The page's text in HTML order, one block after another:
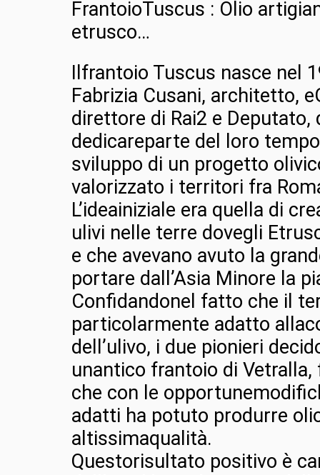
FrantoioTuscus : Olio
etrusco…
Ilfrantoio Tuscus nasce nel
Fabrizia Cusani, architetto,
direttore di Rai2 e Deputato,
dedicareparte del loro
sviluppo di un progetto
valorizzato i territori fra
L’ideainiziale era quella di
ulivi nelle terre dovegli
e che avevano avuto la
portare dall’Asia Minore la
Confidandonel fatto che il
particolarmente adatto
dell’ulivo, i due pionieri
unantico frantoio di
che con le
adatti ha potuto produrre
altissimaqualità.
Questorisultato positivo è